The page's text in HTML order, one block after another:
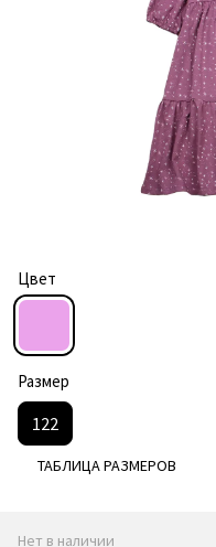
Цвет
Размер
122
ТАБЛИЦА РАЗМЕРОВ
Нет в наличии